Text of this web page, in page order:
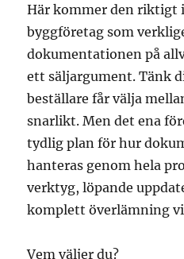
Här kommer den riktigt
byggföretag som
dokumentationen på
ett säljargument. Tänk
beställare får välja
snarlikt. Men det ena
tydlig plan för hur
hanteras genom hela
verktyg, löpande
komplett överlämning
Vem väljer du?